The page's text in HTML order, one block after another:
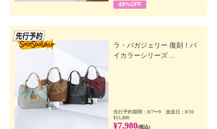
49%OFF
ラ・バガジェリー 復刻！バ
イカラーシリーズ ...
先行予約期間：8/7〜9 放送日：8/10
¥15,800
¥7,980(税込)